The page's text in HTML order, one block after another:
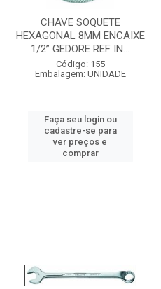
CHAVE SOQUETE
HEXAGONAL 8MM ENCAIXE
1/2” GEDORE REF IN...
Código: 155
Embalagem: UNIDADE
Faça seu login ou
cadastre-se para
ver preços e
comprar